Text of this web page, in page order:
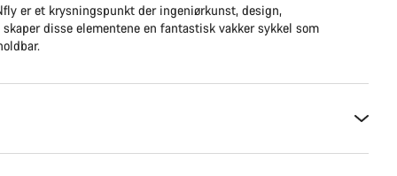
er et krysningspunkt der ingeniørkunst, design,
disse elementene en fantastisk vakker sykkel som